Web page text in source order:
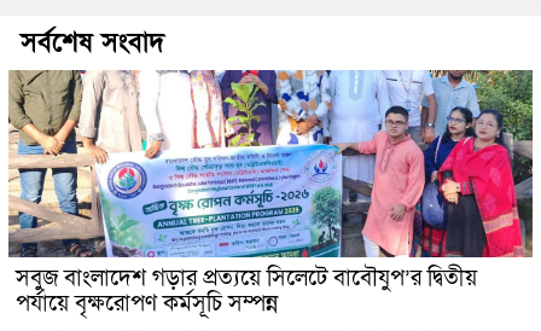
সর্বশেষ সংবাদ
সবুজ বাংলাদেশ গড়ার প্রত্যয়ে সিলেটে বাবৌযুপ’র দ্বিতীয়
পর্যায়ে বৃক্ষরোপণ কর্মসূচি সম্পন্ন